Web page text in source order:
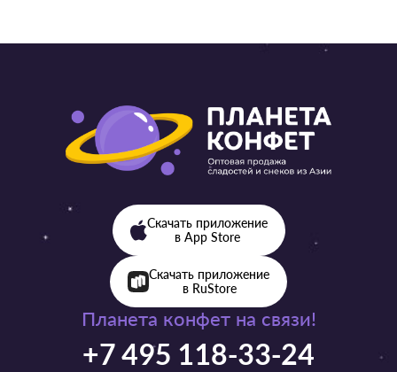
Планета конфет на связи!
+7 495 118-33-24
Скачать приложение
в App Store
Скачать приложение
в RuStore